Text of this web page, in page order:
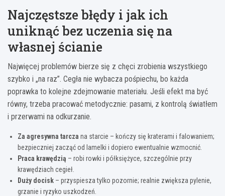
Najczęstsze błędy i jak ich
uniknąć bez uczenia się na
własnej ścianie
Najwięcej problemów bierze się z chęci zrobienia wszystkiego
szybko i „na raz”. Cegła nie wybacza pośpiechu, bo każda
poprawka to kolejne zdejmowanie materiału. Jeśli efekt ma być
równy, trzeba pracować metodycznie: pasami, z kontrolą światłem
i przerwami na odkurzanie.
Za agresywna tarcza na starcie – kończy się kraterami i falowaniem;
bezpieczniej zacząć od lamelki i dopiero ewentualnie wzmocnić.
Praca krawędzią – robi rowki i półksiężyce, szczególnie przy
krawędziach cegieł.
Duży docisk – przyspiesza tylko pozornie; realnie zwiększa pylenie,
grzanie i ryzyko uszkodzeń.